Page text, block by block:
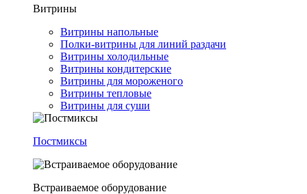
Витрины
Витрины напольные
Полки-витрины для линий раздачи
Витрины холодильные
Витрины кондитерские
Витрины для мороженого
Витрины тепловые
Витрины для суши
Постмиксы
Встраиваемое оборудование